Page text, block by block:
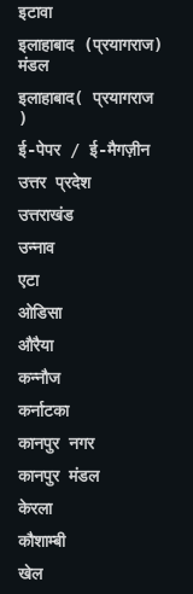
इटावा
इलाहाबाद (प्रयागराज)
मंडल
इलाहाबाद( प्रयागराज
)
ई-पेपर / ई-मैगज़ीन
उत्तर प्रदेश
उत्तराखंड
उन्नाव
एटा
ओडिसा
औरैया
कन्नौज
कर्नाटका
कानपुर नगर
कानपुर मंडल
केरला
कौशाम्बी
खेल